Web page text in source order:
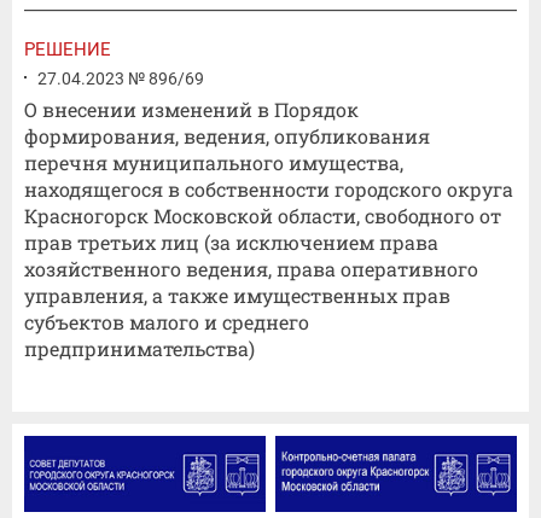
РЕШЕНИЕ
27.04.2023 № 896/69
О внесении изменений в Порядок
формирования, ведения, опубликования
перечня муниципального имущества,
находящегося в собственности городского округа
Красногорск Московской области, свободного от
прав третьих лиц (за исключением права
хозяйственного ведения, права оперативного
управления, а также имущественных прав
субъектов малого и среднего
предпринимательства)